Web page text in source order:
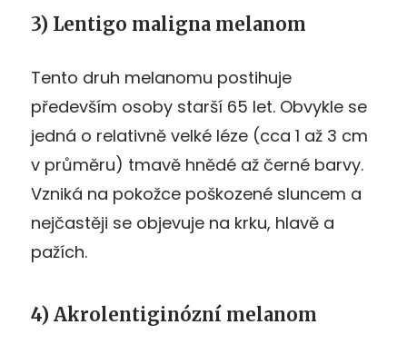
3) Lentigo maligna melanom
Tento druh melanomu postihuje
především osoby starší 65 let. Obvykle se
jedná o relativně velké léze (cca 1 až 3 cm
v průměru) tmavě hnědé až černé barvy.
Vzniká na pokožce poškozené sluncem a
nejčastěji se objevuje na krku, hlavě a
pažích.
4) Akrolentiginózní melanom